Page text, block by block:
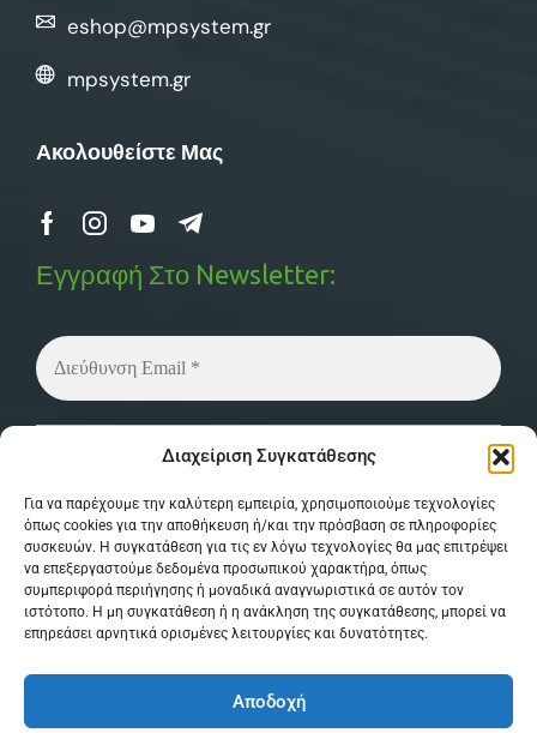
Διαχείριση Συγκατάθεσης
Για να παρέχουμε την καλύτερη εμπειρία, χρησιμοποιούμε τεχνολογίες
όπως cookies για την αποθήκευση ή/και την πρόσβαση σε πληροφορίες
συσκευών. Η συγκατάθεση για τις εν λόγω τεχνολογίες θα μας επιτρέψει
να επεξεργαστούμε δεδομένα προσωπικού χαρακτήρα, όπως
συμπεριφορά περιήγησης ή μοναδικά αναγνωριστικά σε αυτόν τον
ιστότοπο. Η μη συγκατάθεση ή η ανάκληση της συγκατάθεσης, μπορεί να
επηρεάσει αρνητικά ορισμένες λειτουργίες και δυνατότητες.
Αποδοχή
eshop@mpsystem.gr
mpsystem.gr
Ακολουθείστε Μας
Εγγραφή Στο Newsletter:
μας για περισσότερες λεπτομέρειες.
Reserved . Powered by